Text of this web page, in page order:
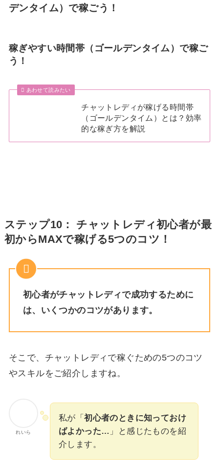
デンタイム）で稼ごう！
稼ぎやすい時間帯（ゴールデンタイム）で稼ご
う！
あわせて読みたい
チャットレディが稼げる時間帯
（ゴールデンタイム）とは？効率
的な稼ぎ方を解説
ステップ10： チャットレディ初心者が最
初からMAXで稼げる5つのコツ！
初心者がチャットレディで成功するために
は、いくつかのコツがあります。
そこで、チャットレディで稼ぐための5つのコツ
やスキルをご紹介しますね。
れいら
私が「初心者のときに知っておけ
ばよかった… 」と感じたものを紹
介します。